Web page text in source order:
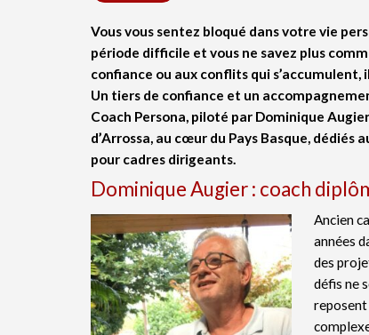
Vous vous sentez bloqué dans votre vie
période difficile et vous ne savez plus
confiance ou aux conflits qui
Un tiers de confiance et un
Coach Persona, piloté par Dominique
d’Arrossa, au cœur du Pays Basque, dédiés
pour cadres dirigeants.
Dominique Augier : coach
Ancien
années
des
défis ne